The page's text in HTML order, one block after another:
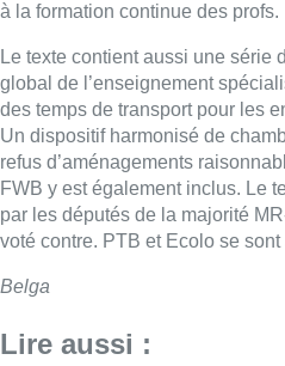
à la formation continue des profs.
Le texte contient aussi une série
global de l’enseignement
des temps de transport pour les
Un dispositif harmonisé de
refus d’aménagements
FWB y est également inclus. Le
par les députés de la majorité
voté contre. PTB et Ecolo se sont
Belga
Lire aussi :